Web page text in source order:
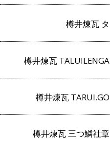
樽井煉瓦 タ
樽井煉瓦 TALUILENGA
樽井煉瓦 TARUI.GO
樽井煉瓦 三つ鱗社章